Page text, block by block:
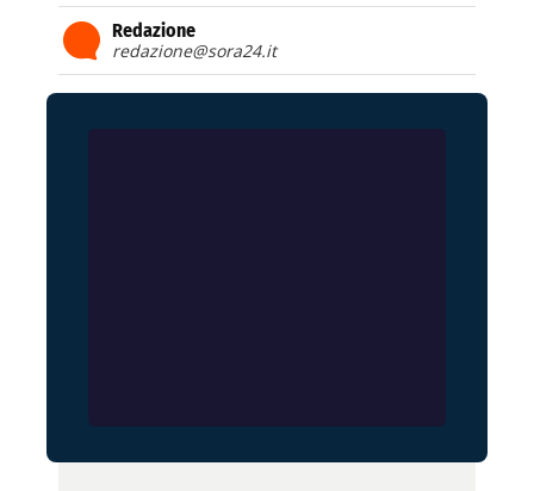
Redazione
redazione@sora24.it